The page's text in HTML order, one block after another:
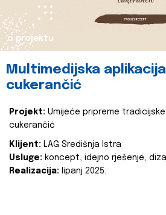
o projektu
Multimedijska
cukerančić
Projekt: Umijeće pripreme
cukerančić
Klijent: LAG Središnja Istra
Usluge: koncept, idejno rješenje,
Realizacija: lipanj 2025.